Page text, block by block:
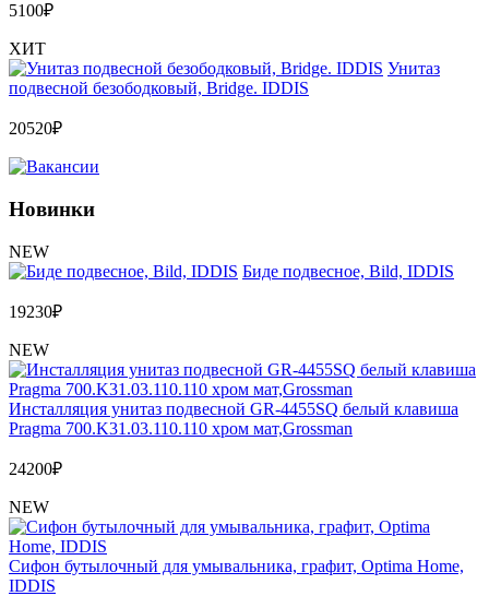
5100₽
ХИТ
Унитаз
подвесной безободковый, Bridge. IDDIS
20520₽
Новинки
NEW
Биде подвесное, Bild, IDDIS
19230₽
NEW
Инсталляция унитаз подвесной GR-4455SQ белый клавиша
Pragma 700.K31.03.110.110 хром мат,Grossman
24200₽
NEW
Сифон бутылочный для умывальника, графит, Optima Home,
IDDIS